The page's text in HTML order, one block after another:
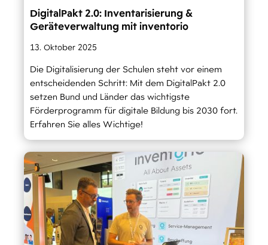
DigitalPakt 2.0: Inventarisierung &
Geräteverwaltung mit inventorio
13. Oktober 2025
Die Digitalisierung der Schulen steht vor einem
entscheidenden Schritt: Mit dem DigitalPakt 2.0
setzen Bund und Länder das wichtigste
Förderprogramm für digitale Bildung bis 2030 fort.
Erfahren Sie alles Wichtige!